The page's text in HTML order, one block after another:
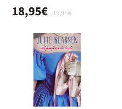
19,95€
18,95€